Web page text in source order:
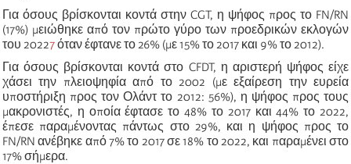
Για όσους βρίσκονται κοντά στην CGT, η ψήφος προς το FN/RN
(17%) μειώθηκε από τον πρώτο γύρο των προεδρικών εκλογών
του 20227όταν έφτανε το 26% (με 15% το 2017 και 9% το 2012).
Για όσους βρίσκονται κοντά στο CFDT, η αριστερή ψήφος είχε
χάσει την πλειοψηφία από το 2002 (με εξαίρεση την ευρεία
υποστήριξη προς τον Ολάντ το 2012: 56%), η ψήφος προς τους
μακρονιστές, η οποία έφτασε το 48% το 2017 και 44% το 2022,
έπεσε παραμένοντας πάντως στο 29%, και η ψήφος προς το
FN/RN ανέβηκε από 7% το 2017 σε 18% το 2022, και παραμένει στο
17% σήμερα.